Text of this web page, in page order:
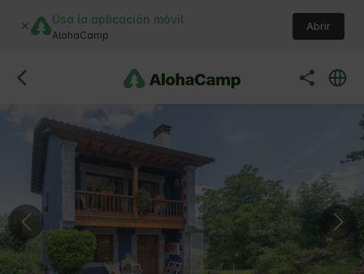
Usa la aplicación móvil
AlohaCamp
Abrir